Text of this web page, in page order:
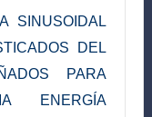
SINUSOIDAL
DEL
PARA
ENERGÍA